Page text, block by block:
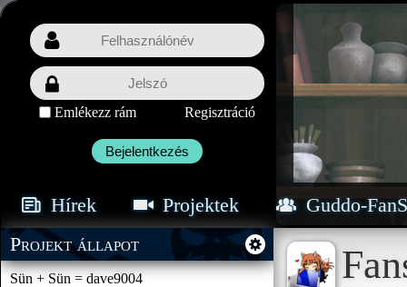
Hírek Projektek Guddo-
Emlékezz rám Regisztráció
Bejelentkezés
Projekt állapot
Sün + Sün = dave9004